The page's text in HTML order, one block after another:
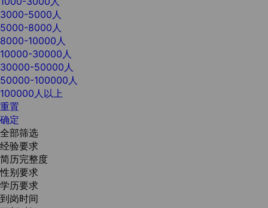
3000-5000人
5000-8000人
8000-10000人
10000-30000人
30000-50000人
50000-100000人
100000人以上
重置
确定
全部筛选
经验要求
简历完整度
性别要求
学历要求
到岗时间